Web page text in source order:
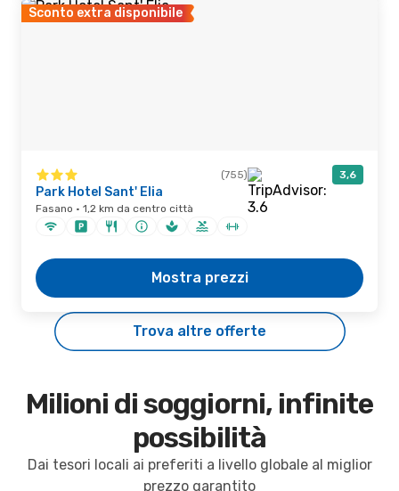
Sconto extra disponibile
(755) 3,6
Park Hotel Sant' Elia
Fasano · 1,2 km da centro città
Mostra prezzi
Trova altre offerte
Milioni di soggiorni, infinite
possibilità
Dai tesori locali ai preferiti a livello globale al miglior
prezzo garantito